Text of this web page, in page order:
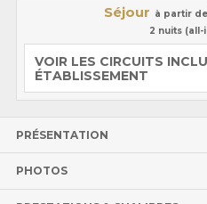
Séjour à partir de
2 nuits (all-
VOIR LES CIRCUITS
ÉTABLISSEMENT
PRÉSENTATION
PHOTOS